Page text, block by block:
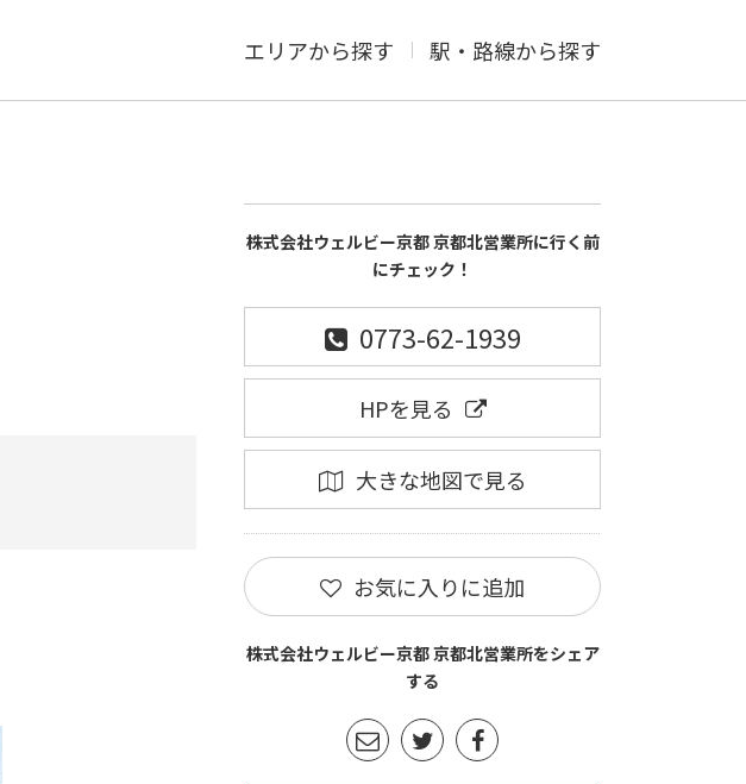
エリアから探す 駅・路線から探す
株式会社ウェルビー京都 京都北営業所に行く前
にチェック！
0773-62-1939
HPを見る
大きな地図で見る
お気に入りに追加
株式会社ウェルビー京都 京都北営業所をシェア
する